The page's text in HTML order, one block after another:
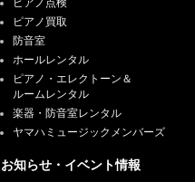
ピアノ点検
ピアノ買取
防音室
ホールレンタル
ピアノ・エレクトーン＆
ルームレンタル
楽器・防音室レンタル
ヤマハミュージックメンバーズ
お知らせ・イベント情報